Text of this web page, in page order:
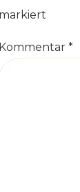
markiert
Kommentar *